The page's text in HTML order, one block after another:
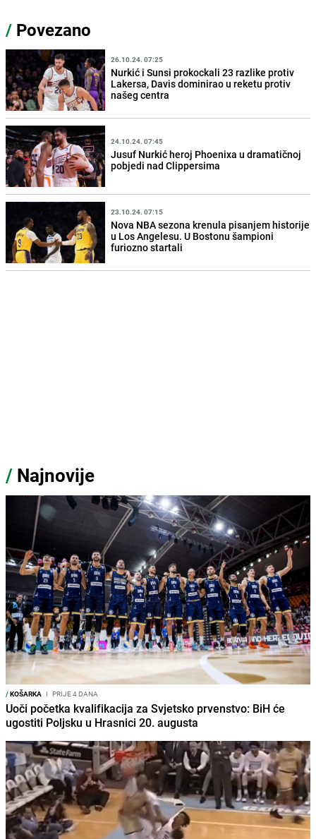
/ Povezano
26.10.24. 07:25
Nurkić i Sunsi prokockali 23 razlike protiv
Lakersa, Davis dominirao u reketu protiv
našeg centra
24.10.24. 07:45
Jusuf Nurkić heroj Phoenixa u dramatičnoj
pobjedi nad Clippersima
23.10.24. 07:15
Nova NBA sezona krenula pisanjem historije
u Los Angelesu. U Bostonu šampioni
furiozno startali
/ Najnovije
/KOŠARKA I PRIJE 4 DANA
Uoči početka kvalifikacija za Svjetsko prvenstvo: BiH će
ugostiti Poljsku u Hrasnici 20. augusta